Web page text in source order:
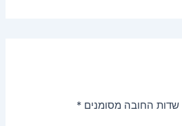
שדות החובה מסומנים*